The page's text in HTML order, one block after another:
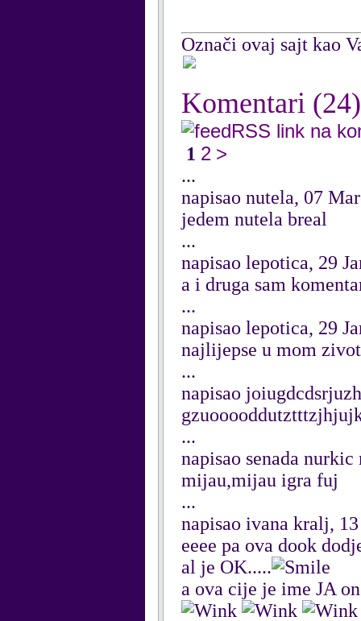
Označi ovaj sajt kao
Komentari (24)
RSS link na
1 2 >
...
napisao nutela, 07
jedem nutela breal
...
napisao lepotica, 29
a i druga sam
...
napisao lepotica, 29
najlijepse u mom
...
napisao
...
napisao senada
mijau,mijau igra fuj
...
napisao ivana kralj,
eeee pa ova dook
al je OK.....
a ova cije je ime JA